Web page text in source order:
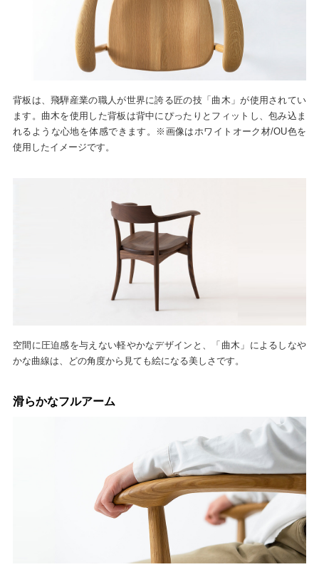
背板は、飛騨産業の職人が世界に誇る匠の技「曲木」が使用されてい
ます。曲木を使用した背板は背中にぴったりとフィットし、包み込ま
れるような心地を体感できます。※画像はホワイトオーク材/OU色を
使用したイメージです。
空間に圧迫感を与えない軽やかなデザインと、「曲木」によるしなや
かな曲線は、どの角度から見ても絵になる美しさです。
滑らかなフルアーム